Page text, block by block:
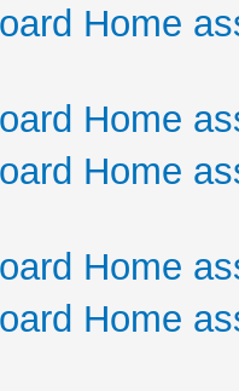
Home
Home
Home
Home
Home